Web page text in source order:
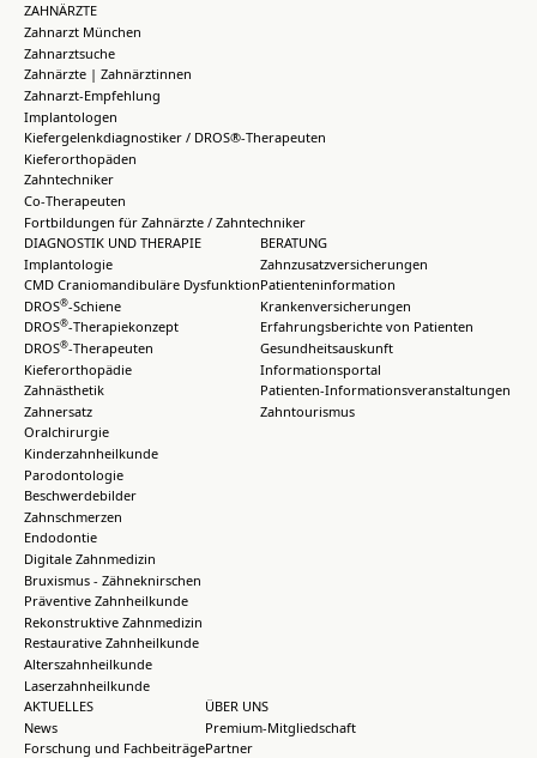
ZAHNÄRZTE
Zahnarzt München
Zahnarztsuche
Zahnärzte | Zahnärztinnen
Zahnarzt-Empfehlung
Implantologen
Kiefergelenkdiagnostiker / DROS®-Therapeuten
Kieferorthopäden
Zahntechniker
Co-Therapeuten
Fortbildungen für Zahnärzte / Zahntechniker
DIAGNOSTIK UND THERAPIE
Implantologie
CMD Craniomandibuläre Dysfunktion
DROS®-Schiene
DROS®-Therapiekonzept
DROS®-Therapeuten
Kieferorthopädie
Zahnästhetik
Zahnersatz
Oralchirurgie
Kinderzahnheilkunde
Parodontologie
Beschwerdebilder
Zahnschmerzen
Endodontie
Digitale Zahnmedizin
Bruxismus - Zähneknirschen
Präventive Zahnheilkunde
Rekonstruktive Zahnmedizin
Restaurative Zahnheilkunde
Alterszahnheilkunde
Laserzahnheilkunde
BERATUNG
Zahnzusatzversicherungen
Patienteninformation
Krankenversicherungen
Erfahrungsberichte von Patienten
Gesundheitsauskunft
Informationsportal
Patienten-Informationsveranstaltungen
Zahntourismus
AKTUELLES
News
Forschung und Fachbeiträge
ÜBER UNS
Premium-Mitgliedschaft
Partner